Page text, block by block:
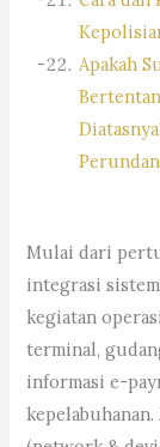
Apakah
Mulai dari
integrasi
kegiatan
terminal,
informasi e-